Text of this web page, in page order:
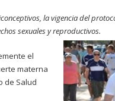
la vigencia del
sexuales y reproductivos.
el
materna
de Salud